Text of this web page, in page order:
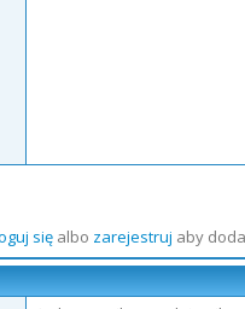
sięalbo zarejestruj aby